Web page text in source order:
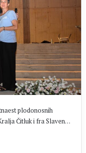
plodonosnih
Čitluk i fra Slaven…